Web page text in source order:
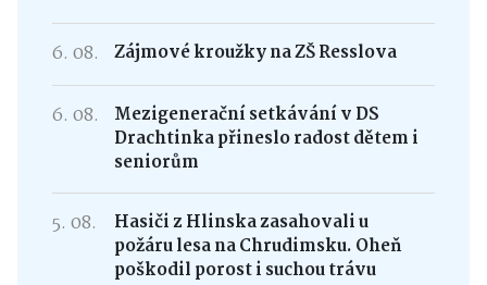
6. 08. Zájmové kroužky na ZŠ Resslova
6. 08.
Mezigenerační setkávání v DS
Drachtinka přineslo radost dětem i
seniorům
5. 08.
Hasiči z Hlinska zasahovali u
požáru lesa na Chrudimsku. Oheň
poškodil porost i suchou trávu